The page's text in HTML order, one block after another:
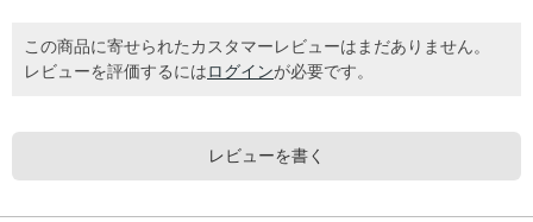
この商品に寄せられたカスタマーレビューはまだありません。
レビューを評価するには ログインが必要です。
レビューを書く